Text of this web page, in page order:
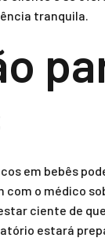
tranquila.
em bebês
com o médico
ciente de
estará